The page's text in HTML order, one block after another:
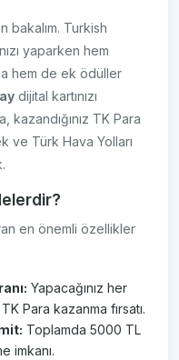
bakalım. Turkish
yaparken hem
hem de ek ödüller
dijital kartınızı
kazandığınız TK Para
ve Türk Hava Yolları
en önemli özellikler
Yapacağınız her
Para kazanma fırsatı.
Toplamda 5000 TL
imkanı.